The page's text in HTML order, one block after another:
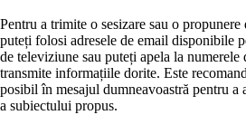
Pentru a trimite o sesizare sau o
puteți folosi adresele de email disponibile
de televiziune sau puteți apela la numerele
transmite informațiile dorite. Este
posibil în mesajul dumneavoastră pentru a
a subiectului propus.